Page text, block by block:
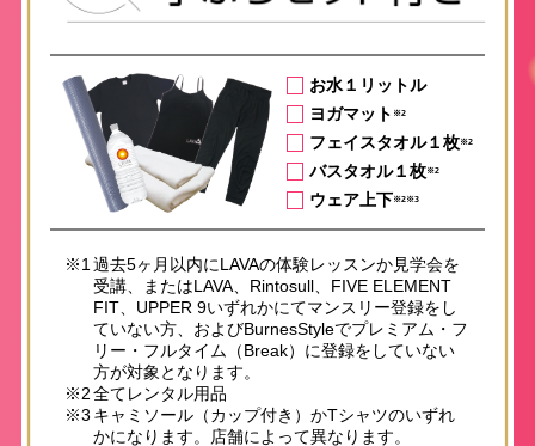
お水１リットル
ヨガマット ※2
フェイスタオル１枚※2
バスタオル１枚※2
ウェア上下※2※3
※1過去5ヶ月以内にLAVAの体験レッスンか見学会を
受講、またはLAVA、Rintosull、FIVE ELEMENT
FIT、UPPER 9いずれかにてマンスリー登録をし
ていない方、およびBurnesStyleでプレミアム・フ
リー・フルタイム（Break）に登録をしていない
方が対象となります。
※2全てレンタル用品
※3 キャミソール（カップ付き）かTシャツのいずれ
かになります。店舗によって異なります。